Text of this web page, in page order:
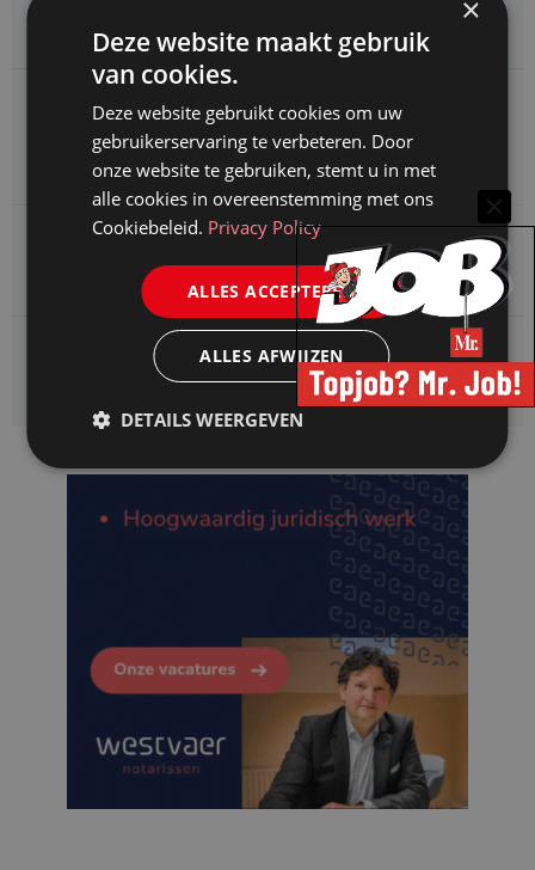
Provincie Noord-Holland zoekt een
Jurist bestuursrecht specialisatie subsidierecht &
staatssteuntoetsing
Omgevingsdienst Haaglanden zoekt een
Jurist Omgevingsrecht (faunabeheer)
Enexis zoekt een
Rentmeester midden- en hoogspanning
×
Deze website maakt gebruik
van cookies.
Deze website gebruikt cookies om uw
gebruikerservaring te verbeteren. Door
onze website te gebruiken, stemt u in met
alle cookies in overeenstemming met ons
Cookiebeleid. Privacy Policy
ALLES ACCEPTEREN
ALLES AFWIJZEN
DETAILS WEERGEVEN